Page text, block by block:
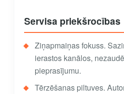
Servisa priekšrocības
Ziņapmaiņas fokuss.
ierastos kanālos,
pieprasījumu.
Tērzēšanas piltuves.